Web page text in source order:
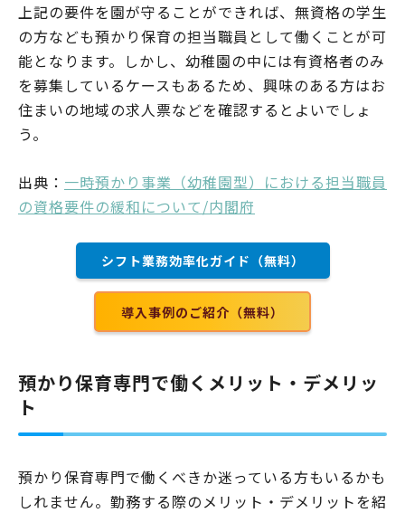
上記の要件を園が守ることができれば、無資格の学生
の方なども預かり保育の担当職員として働くことが可
能となります。しかし、幼稚園の中には有資格者のみ
を募集しているケースもあるため、興味のある方はお
住まいの地域の求人票などを確認するとよいでしょ
う。
出典： 一時預かり事業（幼稚園型）における担当職員
の資格要件の緩和について/内閣府
シフト業務効率化ガイド（無料）
導入事例のご紹介（無料）
預かり保育専門で働くメリット・デメリッ
ト
預かり保育専門で働くべきか迷っている方もいるかも
しれません。勤務する際のメリット・デメリットを紹